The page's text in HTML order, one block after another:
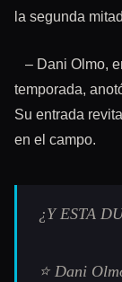
la segunda
– Dani Olmo,
temporada,
Su entrada
en el campo.
¿Y ESTA
⭐ Dani